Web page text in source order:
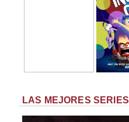
LAS MEJORES SERIES